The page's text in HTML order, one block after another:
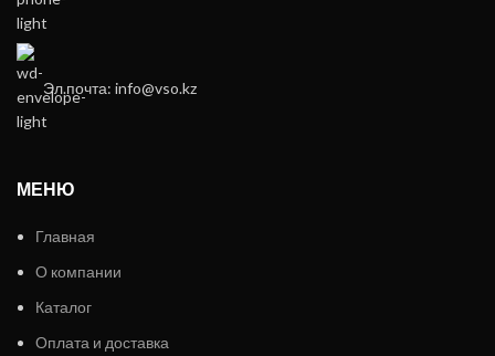
Эл.почта: info@vso.kz
МЕНЮ
Главная
О компании
Каталог
Оплата и доставка